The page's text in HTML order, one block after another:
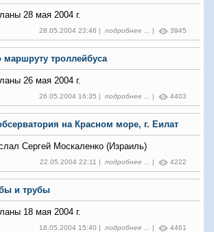
28 мая 2004 г.
28.05.2004 23:46 | подробнее ... | 3945
маршруту троллейбуса
26 мая 2004 г.
26.05.2004 16:35 | подробнее ... | 4403
на Красном море, г. Еилат
Сергей Москаленко (Израиль)
22.05.2004 22:11 | подробнее ... | 4222
и трубы
18 мая 2004 г.
18.05.2004 15:40 | подробнее ... | 4461